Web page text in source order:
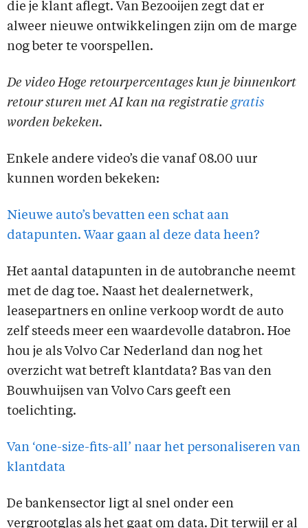
die je klant aflegt. Van Bezooijen zegt dat er
alweer nieuwe ontwikkelingen zijn om de marge
nog beter te voorspellen.
De video Hoge retourpercentages kun je binnenkort
retour sturen met AI kan na registratie gratis
worden bekeken.
Enkele andere video’s die vanaf 08.00 uur
kunnen worden bekeken:
Nieuwe auto’s bevatten een schat aan
datapunten. Waar gaan al deze data heen?
Het aantal datapunten in de autobranche neemt
met de dag toe. Naast het dealernetwerk,
leasepartners en online verkoop wordt de auto
zelf steeds meer een waardevolle databron. Hoe
hou je als Volvo Car Nederland dan nog het
overzicht wat betreft klantdata? Bas van den
Bouwhuijsen van Volvo Cars geeft een
toelichting.
Van ‘one-size-fits-all’ naar het personaliseren van
klantdata
De bankensector ligt al snel onder een
vergrootglas als het gaat om data. Dit terwijl er al